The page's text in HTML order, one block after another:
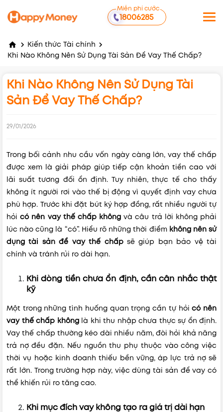
Miễn phí cước
18006285
Kiến thức Tài chính
Khi Nào Không Nên Sử Dụng Tài Sản Để Vay Thế Chấp?
Khi Nào Không Nên Sử Dụng Tài
Sản Để Vay Thế Chấp?
29/01/2026
Trong bối cảnh nhu cầu vốn ngày càng lớn, vay thế chấp
được xem là giải pháp giúp tiếp cận khoản tiền cao với
lãi suất tương đối ổn định. Tuy nhiên, thực tế cho thấy
không ít người rơi vào thế bị động vì quyết định vay chưa
phù hợp. Trước khi đặt bút ký hợp đồng, rất nhiều người tự
hỏicó nên vay thế chấp không và câu trả lời không phải
lúc nào cũng là “có”. Hiểu rõ những thời điểm không nên sử
dụng tài sản để vay thế chấpsẽ giúp bạn bảo vệ tài
chính và tránh rủi ro dài hạn.
Khi dòng tiền chưa ổn định, cần cân nhắc thật
kỹ
Một trong những tình huống quan trọng cần tự hỏicó nên
vay thế chấp khônglà khi thu nhập chưa thực sự ổn định.
Vay thế chấp thường kéo dài nhiều năm, đòi hỏi khả năng
trả nợ đều đặn. Nếu nguồn thu phụ thuộc vào công việc
thời vụ hoặc kinh doanh thiếu bền vững, áp lực trả nợ sẽ
rất lớn. Trong trường hợp này, việc dùng tài sản để vay có
thể khiến rủi ro tăng cao.
Khi mục đích vay không tạo ra giá trị dài hạn